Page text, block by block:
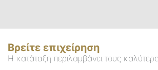
Βρείτε επιχείρηση
Η κατάταξη περιλαμβάνει τους